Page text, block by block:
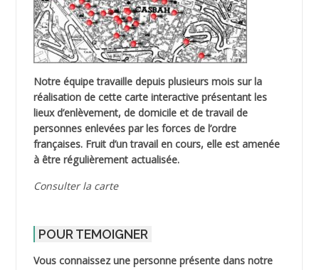
Notre équipe travaille depuis plusieurs mois sur la
réalisation de cette carte interactive présentant les
lieux d’enlèvement, de domicile et de travail de
personnes enlevées par les forces de l’ordre
françaises. Fruit d’un travail en cours, elle est amenée
à être régulièrement actualisée.
Consulter la carte
POUR TEMOIGNER
Vous connaissez une personne présente dans notre